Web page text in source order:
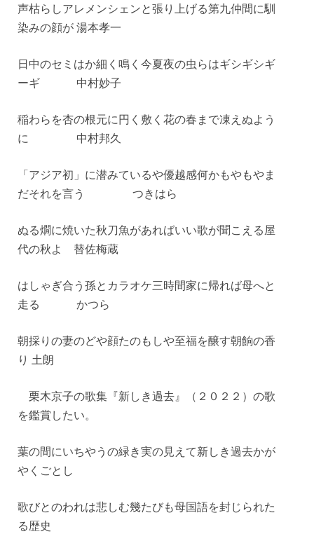
声枯らしアレメンシェンと張り上げる第九仲間に馴
染みの顔が 湯本孝一
日中のセミはか細く鳴く今夏夜の虫らはギシギシギ
ーギ 中村妙子
稲わらを杏の根元に円く敷く花の春まで凍えぬよう
に 中村邦久
「アジア初」に潜みているや優越感何かもやもやま
だそれを言う つきはら
ぬる燗に焼いた秋刀魚があればいい歌が聞こえる屋
代の秋よ 替佐梅蔵
はしゃぎ合う孫とカラオケ三時間家に帰れば母へと
走る かつら
朝採りの妻のどや顔たのもしや至福を醸す朝餉の香
り 土朗
栗木京子の歌集『新しき過去』（２０２２）の歌
を鑑賞したい。
葉の間にいちやうの緑き実の見えて新しき過去かが
やくごとし
歌びとのわれは悲しむ幾たびも母国語を封じられた
る歴史